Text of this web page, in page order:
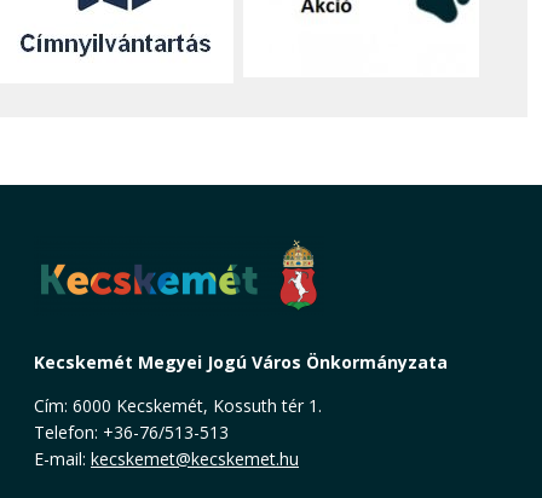
Kecskemét Megyei Jogú Város Önkormányzata
Cím: 6000 Kecskemét, Kossuth tér 1.
Telefon: +36-76/513-513
E-mail: kecskemet@kecskemet.hu